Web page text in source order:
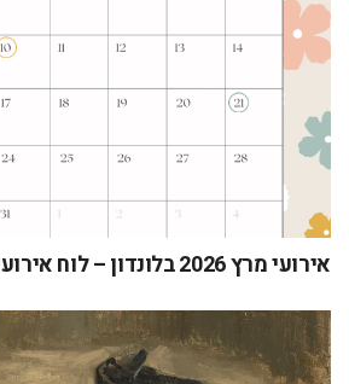
אירועי מרץ 2026 בלונדון – לוח אירועים מלא ותאריכים